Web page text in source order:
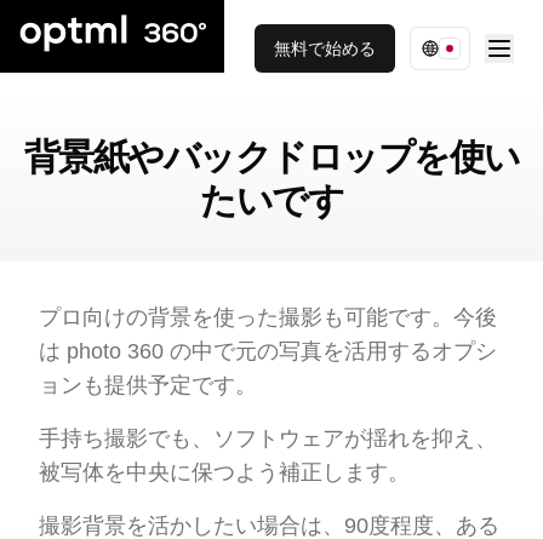
無料で始める
背景紙やバックドロップを使い
たいです
プロ向けの背景を使った撮影も可能です。今後
は photo 360 の中で元の写真を活用するオプシ
ョンも提供予定です。
手持ち撮影でも、ソフトウェアが揺れを抑え、
被写体を中央に保つよう補正します。
撮影背景を活かしたい場合は、90度程度、ある